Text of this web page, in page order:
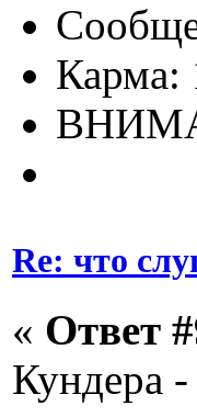
Карма:
Re: что
« Ответ
Кундера